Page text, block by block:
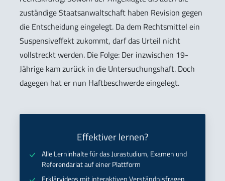
zuständige Staatsanwaltschaft haben Revision gegen
die Entscheidung eingelegt. Da dem Rechtsmittel ein
Suspensiveffekt zukommt, darf das Urteil nicht
vollstreckt werden. Die Folge: Der inzwischen 19-
Jährige kam zurück in die Untersuchungshaft. Doch
dagegen hat er nun Haftbeschwerde eingelegt.
Effektiver lernen?
Alle Lerninhalte für das Jurastudium, Examen und
Referendariat auf einer Plattform